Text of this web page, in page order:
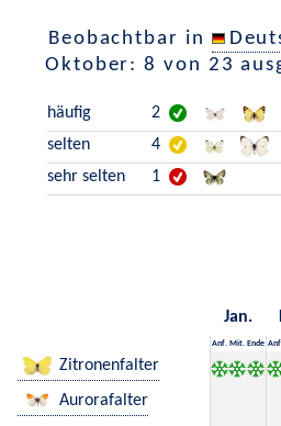
Beobachtbar in
Oktober: 8 von 23
häufig 2
selten
4
sehr selten
1
Jan.
Anf. Mit. Ende
Zitronenfalter
Aurorafalter